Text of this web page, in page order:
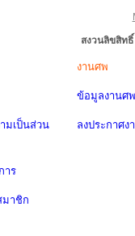
สงวนลิขสิท
มเป็นส่วน
าร
มาชิก
งานศพ
ข้อมูลงานศพ
ลงประกาศง